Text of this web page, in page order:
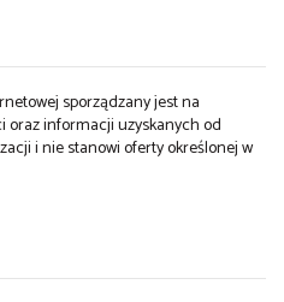
sporządzany jest na
informacji uzyskanych od
i nie stanowi oferty określonej w